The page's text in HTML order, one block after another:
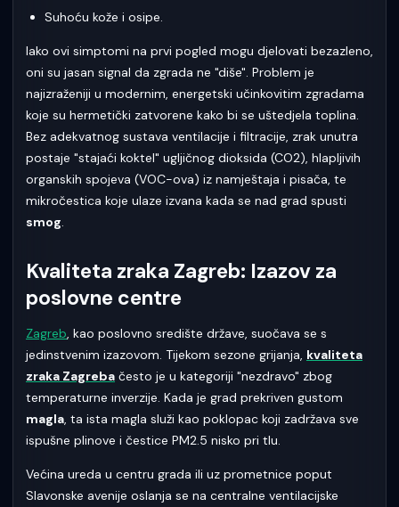
Suhoću kože i osipe.
Iako ovi simptomi na prvi pogled mogu djelovati bezazleno,
oni su jasan signal da zgrada ne "diše". Problem je
najizraženiji u modernim, energetski učinkovitim zgradama
koje su hermetički zatvorene kako bi se uštedjela toplina.
Bez adekvatnog sustava ventilacije i filtracije, zrak unutra
postaje "stajaći koktel" ugljičnog dioksida (CO2), hlapljivih
organskih spojeva (VOC-ova) iz namještaja i pisača, te
mikročestica koje ulaze izvana kada se nad grad spusti
smog.
Kvaliteta zraka Zagreb: Izazov za
poslovne centre
Zagreb , kao poslovno središte države, suočava se s
jedinstvenim izazovom. Tijekom sezone grijanja, kvaliteta
zraka Zagreba često je u kategoriji "nezdravo" zbog
temperaturne inverzije. Kada je grad prekriven gustom
magla , ta ista magla služi kao poklopac koji zadržava sve
ispušne plinove i čestice PM2.5 nisko pri tlu.
Većina ureda u centru grada ili uz prometnice poput
Slavonske avenije oslanja se na centralne ventilacijske